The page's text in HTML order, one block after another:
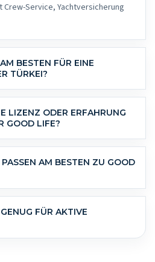
Crew-Service, Yachtversicherung
TÜRKEI?
GOOD LIFE?